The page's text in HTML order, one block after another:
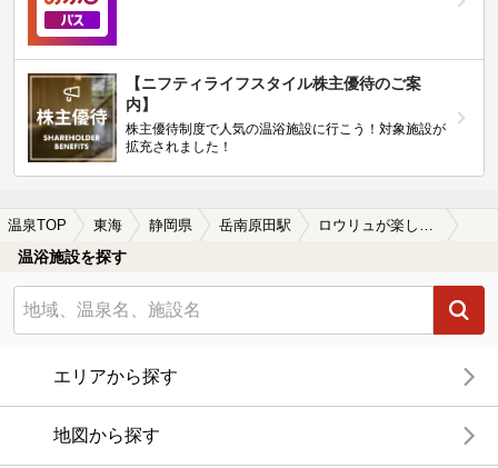
【ニフティライフスタイル株主優待のご案
内】
株主優待制度で人気の温浴施設に行こう！対象施設が
拡充されました！
温泉TOP 東海 静岡県 岳南原田駅
温浴施設を探す
エリアから探す
地図から探す